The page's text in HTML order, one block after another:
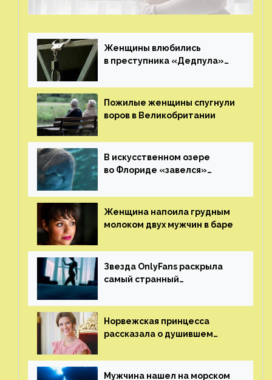
Женщины влюбились
в преступника «Дедпула»
ему жизнь
Пожилые женщины спугнули
воров в Великобритании
В искусственном озере
во Флориде «завелся»
Женщина напоила грудным
молоком двух мужчин в баре
Звезда OnlyFans раскрыла
самый странный
от фаната
Норвежская принцесса
рассказала о душившем
генерала
Мужчина нашел на морском